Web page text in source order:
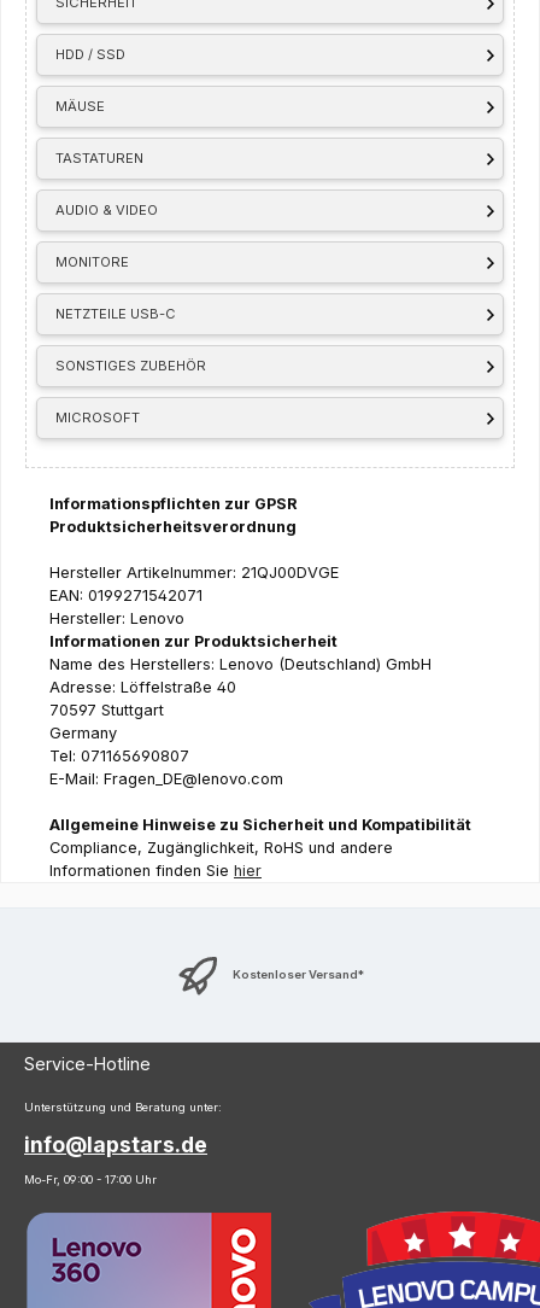
HDD / SSD
MÄUSE
TASTATUREN
AUDIO & VIDEO
MONITORE
NETZTEILE USB-C
SONSTIGES ZUBEHÖR
MICROSOFT
Informationspflichten zur GPSR
Produktsicherheitsverordnung
Hersteller Artikelnummer: 21QJ00DVGE
EAN: 0199271542071
Hersteller: Lenovo
Informationen zur Produktsicherheit
Name des Herstellers: Lenovo (Deutschland) GmbH
Adresse: Löffelstraße 40
70597 Stuttgart
Germany
Tel: 071165690807
E-Mail: Fragen_DE@lenovo.com
Allgemeine Hinweise zu Sicherheit und Kompatibilität
Compliance, Zugänglichkeit, RoHS und andere
Informationen finden Sie hier
Kostenloser Versand*
Service-Hotline
Unterstützung und Beratung unter:
info@lapstars.de
Mo-Fr, 09:00 - 17:00 Uhr